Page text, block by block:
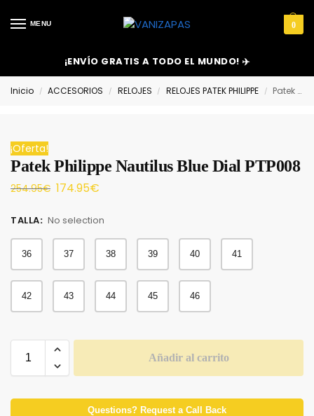
MENU 0
¡ENVÍO GRATIS A TODO EL MUNDO! ✈️
Inicio / ACCESORIOS / RELOJES / RELOJES PATEK PHILIPPE / Patek Philippe Nautilus Blue Dial PTP008
¡Oferta!
Patek Philippe Nautilus Blue Dial PTP008
254.95€ 174.95€
TALLA: No selection
36 37 38 39 40 41
42 43 44 45 46
Añadir al carrito
Questions? Request a Call Back